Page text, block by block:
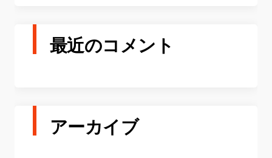
最近のコメント
アーカイブ